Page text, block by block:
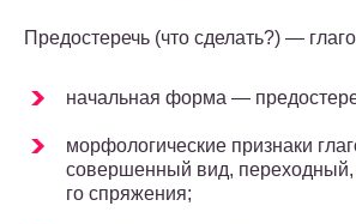
Предостеречь (что сделать?) —
начальная форма —
морфологические признаки
совершенный вид, переходный,
го спряжения;